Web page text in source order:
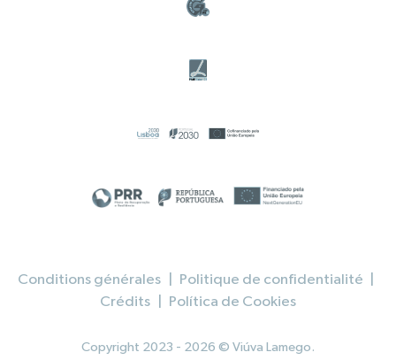
Conditions générales Politique de confidentialité
Crédits
Política de Cookies
Copyright 2023 - 2026 © Viúva Lamego.